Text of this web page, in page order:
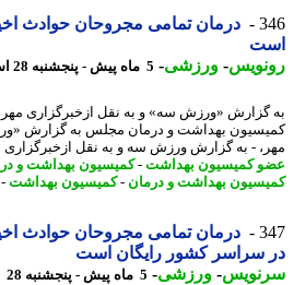
درمان تمامی مجروحان حوادث اخیر
-ورزشی-5 ماه پیش - پنجشنبه 28 اسفند 1404، 23:54
«ورزش سه» و به نقل ازخبرگزاری مهر،
بهداشت و درمان مجلس به گزارش «ورزش
- به گزارش ورزش سه و به نقل ازخبرگزاری مهر،
کمیسیون بهداشت -کمیسیون بهداشت و
بهداشت و درمان -کمیسیون بهداشت -
درمان تمامی مجروحان حوادث اخیر
سراسر کشور رایگان است
-ورزشی-
5 ماه پیش - پنجشنبه 28